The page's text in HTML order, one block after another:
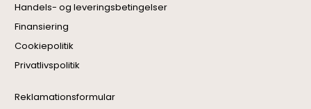
Handels- og leveringsbetingelser
Finansiering
Cookiepolitik
Privatlivspolitik
Reklamationsformular